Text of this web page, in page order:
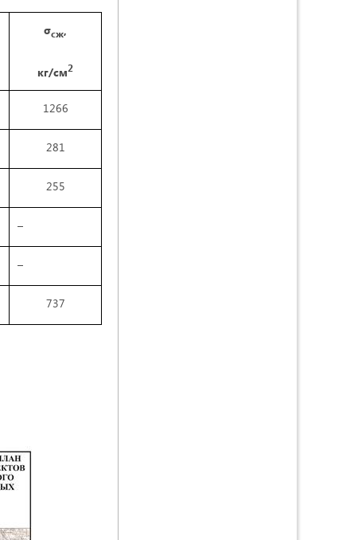
σсж,
кг/см2
1266
281
255
–
–
737